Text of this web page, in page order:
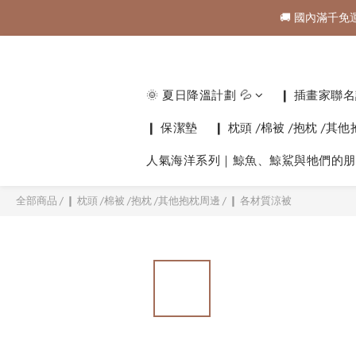
🚚 國內滿千免
🚚 國內滿千免
🚚 國內滿千
🌞 夏日降溫計劃 💦 ❙ 插畫家聯
❙ 保潔墊 ❙ 枕頭 /棉被 /抱枕 /其他
人氣海洋系列｜鯨魚、鯨鯊與牠們的
全部商品 / ❙ 枕頭 /棉被 /抱枕 /其他抱枕周邊 / ❙ 各材質涼被